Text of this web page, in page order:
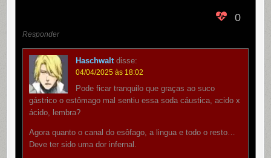
0
Responder
Haschwalt disse:
04/04/2025 às 18:02
Pode ficar tranquilo que graças ao suco
gástrico o estômago mal sentiu essa soda cáustica, acido x
ácido, lembra?
Agora quanto o canal do esôfago, a lingua e todo o resto…
Deve ter sido uma dor infernal.